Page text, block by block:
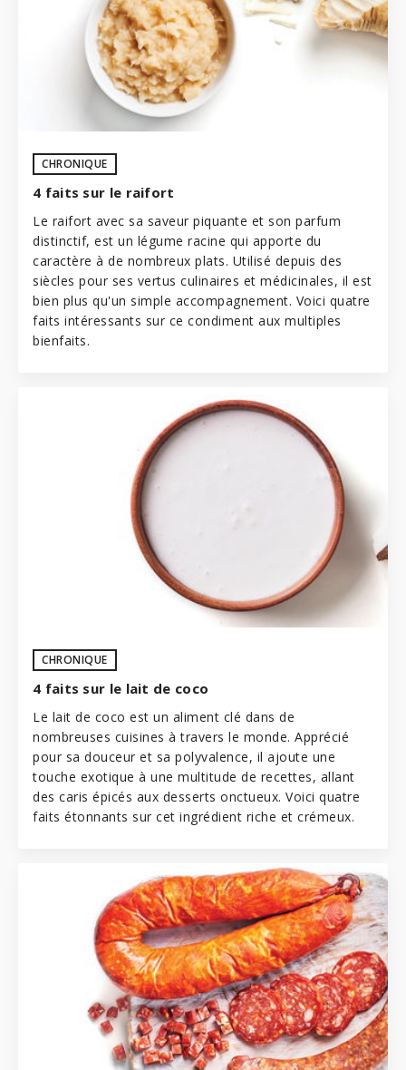
CHRONIQUE
4 faits sur le raifort
Le raifort avec sa saveur piquante et son parfum
distinctif, est un légume racine qui apporte du
caractère à de nombreux plats. Utilisé depuis des
siècles pour ses vertus culinaires et médicinales, il est
bien plus qu'un simple accompagnement. Voici quatre
faits intéressants sur ce condiment aux multiples
bienfaits.
CHRONIQUE
4 faits sur le lait de coco
Le lait de coco est un aliment clé dans de
nombreuses cuisines à travers le monde. Apprécié
pour sa douceur et sa polyvalence, il ajoute une
touche exotique à une multitude de recettes, allant
des caris épicés aux desserts onctueux. Voici quatre
faits étonnants sur cet ingrédient riche et crémeux.